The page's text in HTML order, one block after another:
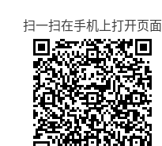
扫一扫在手机上打开页面